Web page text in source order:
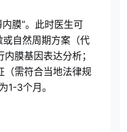
膜”。此时医生可
自然周期方案（代
膜基因表达分析；
（需符合当地法律规
1-3个月。